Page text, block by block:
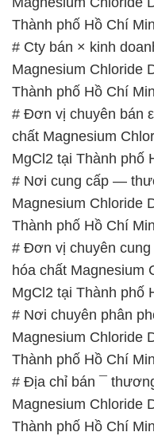
Thành phố Hồ Chí
# Cty bán × kinh
Magnesium Chloride
Thành phố Hồ Chí
# Đơn vị chuyên bán
chất Magnesium
MgCl2 tại Thành phố
# Nơi cung cấp —
Magnesium Chloride
Thành phố Hồ Chí
# Đơn vị chuyên
hóa chất Magnesium
MgCl2 tại Thành phố
# Nơi chuyên phân
Magnesium Chloride
Thành phố Hồ Chí
# Địa chỉ bán ¯
Magnesium Chloride
Thành phố Hồ Chí